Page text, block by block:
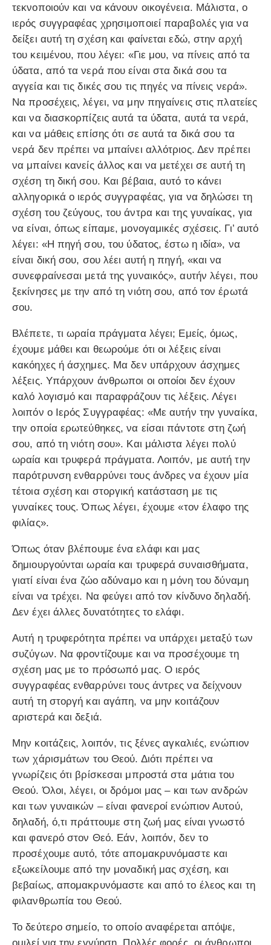
τεκνοποιούν και να κάνουν οικογένεια. Μάλιστα, ο
ιερός συγγραφέας χρησιμοποιεί παραβολές για να
δείξει αυτή τη σχέση και φαίνεται εδώ, στην αρχή
του κειμένου, που λέγει: «Γιε μου, να πίνεις από τα
ύδατα, από τα νερά που είναι στα δικά σου τα
αγγεία και τις δικές σου τις πηγές να πίνεις νερά».
Να προσέχεις, λέγει, να μην πηγαίνεις στις πλατείες
και να διασκορπίζεις αυτά τα ύδατα, αυτά τα νερά,
και να μάθεις επίσης ότι σε αυτά τα δικά σου τα
νερά δεν πρέπει να μπαίνει αλλότριος. Δεν πρέπει
να μπαίνει κανείς άλλος και να μετέχει σε αυτή τη
σχέση τη δική σου. Και βέβαια, αυτό το κάνει
αλληγορικά ο ιερός συγγραφέας, για να δηλώσει τη
σχέση του ζεύγους, του άντρα και της γυναίκας, για
να είναι, όπως είπαμε, μονογαμικές σχέσεις. Γι’ αυτό
λέγει: «Η πηγή σου, του ύδατος, έστω η ιδία», να
είναι δική σου, σου λέει αυτή η πηγή, «και να
συνεφραίνεσαι μετά της γυναικός», αυτήν λέγει, που
ξεκίνησες με την από τη νιότη σου, από τον έρωτά
σου.
Βλέπετε, τι ωραία πράγματα λέγει; Εμείς, όμως,
έχουμε μάθει και θεωρούμε ότι οι λέξεις είναι
κακόηχες ή άσχημες. Μα δεν υπάρχουν άσχημες
λέξεις. Υπάρχουν άνθρωποι οι οποίοι δεν έχουν
καλό λογισμό και παραφράζουν τις λέξεις. Λέγει
λοιπόν ο Ιερός Συγγραφέας: «Με αυτήν την γυναίκα,
την οποία ερωτεύθηκες, να είσαι πάντοτε στη ζωή
σου, από τη νιότη σου». Και μάλιστα λέγει πολύ
ωραία και τρυφερά πράγματα. Λοιπόν, με αυτή την
παρότρυνση ενθαρρύνει τους άνδρες να έχουν μία
τέτοια σχέση και στοργική κατάσταση με τις
γυναίκες τους. Όπως λέγει, έχουμε «τον έλαφο της
φιλίας».
Όπως όταν βλέπουμε ένα ελάφι και μας
δημιουργούνται ωραία και τρυφερά συναισθήματα,
γιατί είναι ένα ζώο αδύναμο και η μόνη του δύναμη
είναι να τρέχει. Να φεύγει από τον κίνδυνο δηλαδή.
Δεν έχει άλλες δυνατότητες το ελάφι.
Αυτή η τρυφερότητα πρέπει να υπάρχει μεταξύ των
συζύγων. Να φροντίζουμε και να προσέχουμε τη
σχέση μας με το πρόσωπό μας. Ο ιερός
συγγραφέας ενθαρρύνει τους άντρες να δείχνουν
αυτή τη στοργή και αγάπη, να μην κοιτάζουν
αριστερά και δεξιά.
Μην κοιτάζεις, λοιπόν, τις ξένες αγκαλιές, ενώπιον
των χάρισμάτων του Θεού. Διότι πρέπει να
γνωρίζεις ότι βρίσκεσαι μπροστά στα μάτια του
Θεού. Όλοι, λέγει, οι δρόμοι μας – και των ανδρών
και των γυναικών – είναι φανεροί ενώπιον Αυτού,
δηλαδή, ό,τι πράττουμε στη ζωή μας είναι γνωστό
και φανερό στον Θεό. Εάν, λοιπόν, δεν το
προσέχουμε αυτό, τότε απομακρυνόμαστε και
εξωκείλουμε από την μοναδική μας σχέση, και
βεβαίως, απομακρυνόμαστε και από το έλεος και τη
φιλανθρωπία του Θεού.
Το δεύτερο σημείο, το οποίο αναφέρεται απόψε,